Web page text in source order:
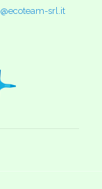
srl.it